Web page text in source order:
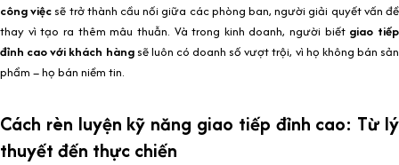
công việc sẽ trở thành cầu nối giữa các phòng ban, người giải quyết vấn đề
thay vì tạo ra thêm mâu thuẫn. Và trong kinh doanh, người biết giao tiếp
đỉnh cao với khách hàngsẽ luôn có doanh số vượt trội, vì họ không bán sản
phẩm – họ bán niềm tin.
Cách rèn luyện kỹ năng giao tiếp đỉnh cao: Từ lý
thuyết đến thực chiến